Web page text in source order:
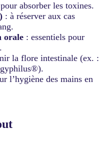
absorber les toxines.
: à réserver aux cas
orale : essentiels pour
la flore intestinale (ex. :
l’hygiène des mains en